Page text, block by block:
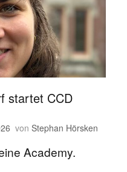
startet CCD
von Stephan Hörsken
Academy.